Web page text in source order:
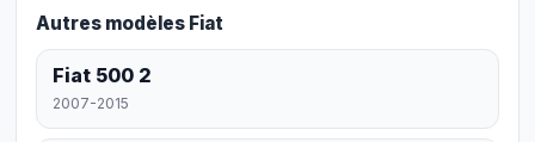
Autres modèles Fiat
Fiat 500 2
2007-2015